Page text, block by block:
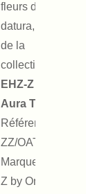
fleurs de
datura, issues
de la
collection
EHZ-Z x On
Aura Tout Vu
Référence :
ZZ/OATV023
Marque : EHz-
Z by On Aura